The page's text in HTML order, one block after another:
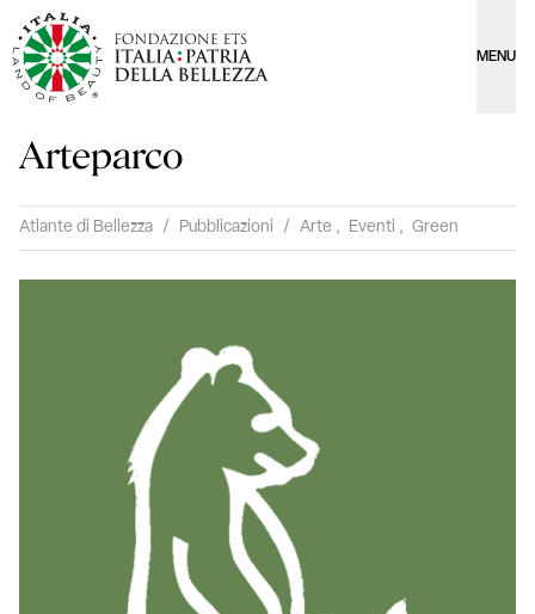
MENU
Arteparco
Atlante di Bellezza / Pubblicazioni / Arte , Eventi , Green